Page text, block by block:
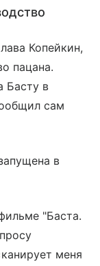
Копейкин,
пацана.
Басту в
сам
в
"Баста.
меня